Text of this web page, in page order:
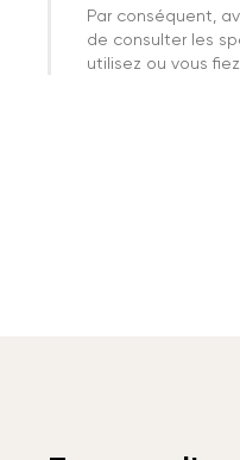
Par conséquent,
de consulter les
utilisez ou vous